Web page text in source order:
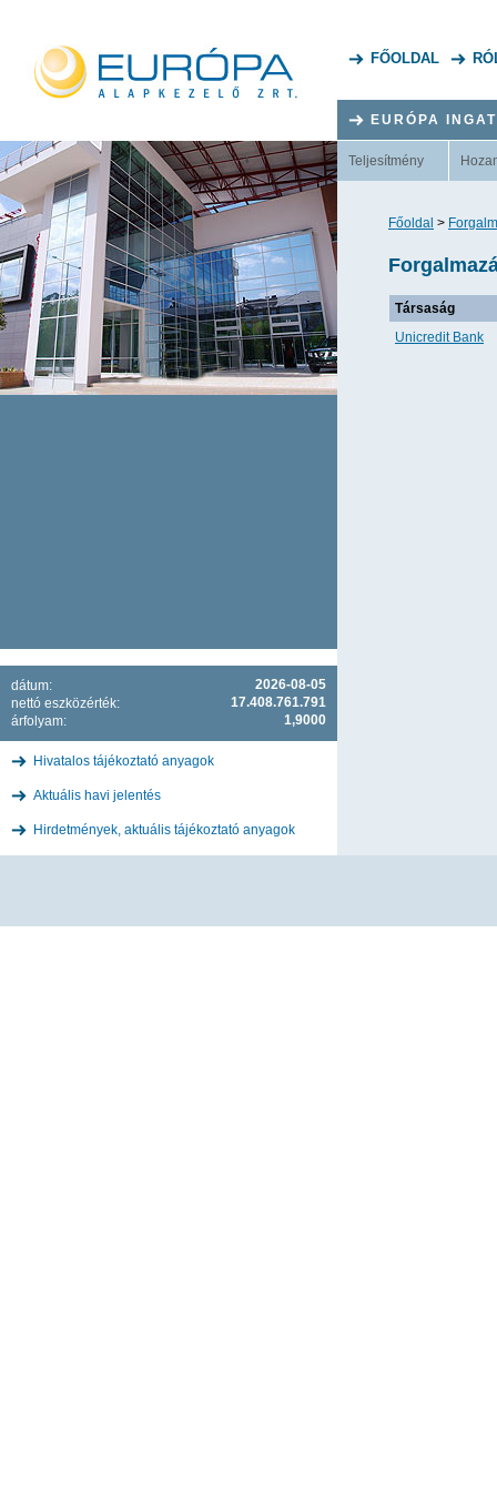
FŐOLDAL
2026-08-05
dátum:
17.408.761.791
nettó eszközérték:
1,9000
árfolyam:
Hivatalos tájékoztató anyagok
Aktuális havi jelentés
Hirdetmények, aktuális tájékoztató anyagok
EURÓPA
Teljesítmény
Főoldal >
Társaság
Unicredit Bank